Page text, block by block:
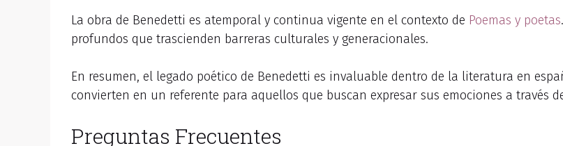
La obra de Benedetti es atemporal y continua vigente en el contexto de Poemas y poetas
profundos que trascienden barreras culturales y generacionales.
En resumen, el legado poético de Benedetti es invaluable dentro de la literatura en
convierten en un referente para aquellos que buscan expresar sus emociones a través
Preguntas Frecuentes